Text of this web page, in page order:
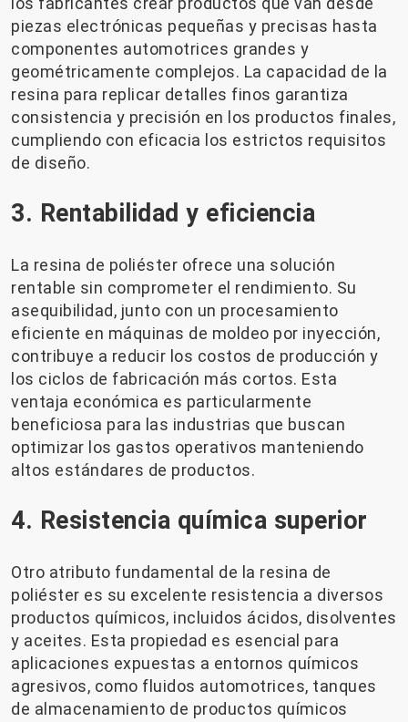
piezas electrónicas pequeñas y precisas hasta
componentes automotrices grandes y
geométricamente complejos. La capacidad de la
resina para replicar detalles finos garantiza
consistencia y precisión en los productos finales,
cumpliendo con eficacia los estrictos requisitos
de diseño.
3. Rentabilidad y eficiencia
La resina de poliéster ofrece una solución
rentable sin comprometer el rendimiento. Su
asequibilidad, junto con un procesamiento
eficiente en máquinas de moldeo por inyección,
contribuye a reducir los costos de producción y
los ciclos de fabricación más cortos. Esta
ventaja económica es particularmente
beneficiosa para las industrias que buscan
optimizar los gastos operativos manteniendo
altos estándares de productos.
4. Resistencia química superior
Otro atributo fundamental de la resina de
poliéster es su excelente resistencia a diversos
productos químicos, incluidos ácidos, disolventes
y aceites. Esta propiedad es esencial para
aplicaciones expuestas a entornos químicos
agresivos, como fluidos automotrices, tanques
de almacenamiento de productos químicos